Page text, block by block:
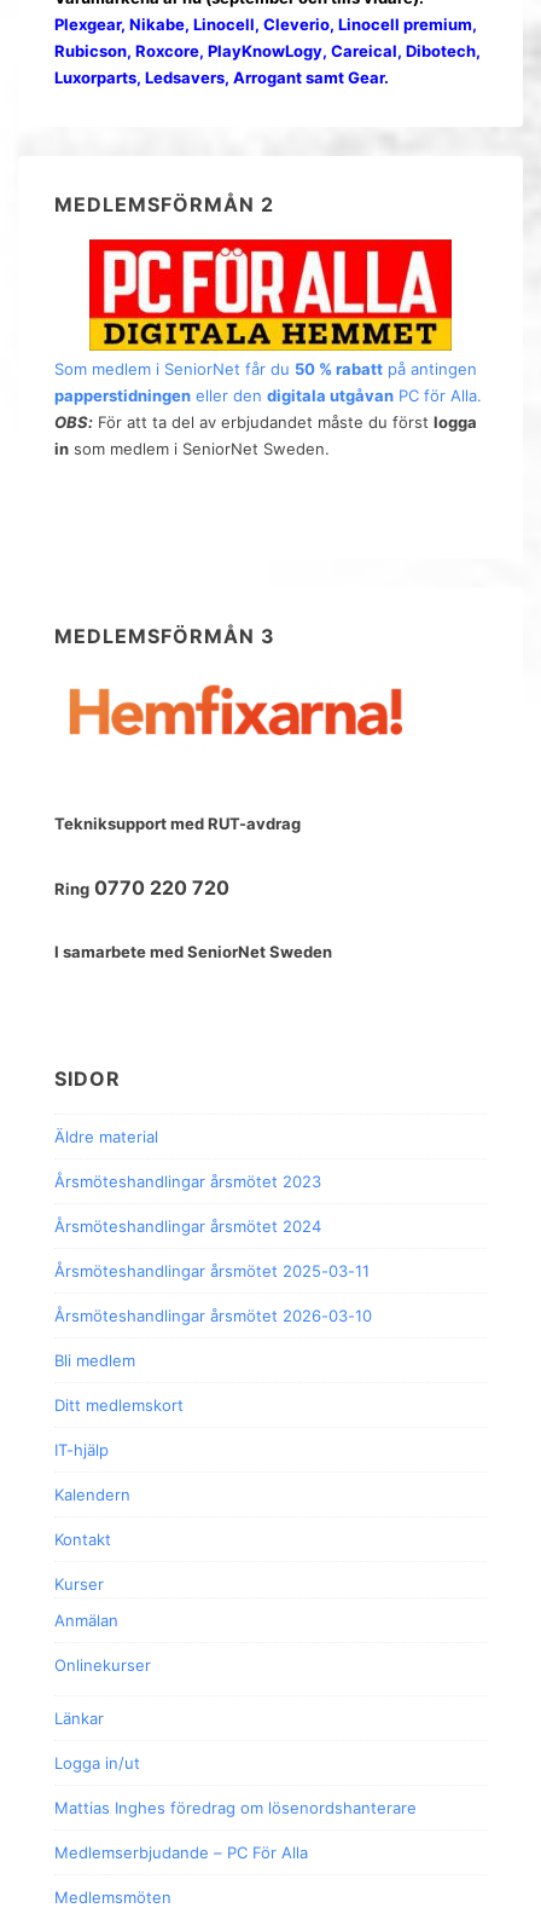
Plexgear, Nikabe, Linocell, Cleverio, Linocell premium,
Rubicson, Roxcore, PlayKnowLogy, Careical, Dibotech,
Luxorparts, Ledsavers, Arrogant samt Gear.
MEDLEMSFÖRMÅN 2
Som medlem i SeniorNet får du 50 % rabatt på antingen
papperstidningen eller den digitala utgåvan PC för Alla.
OBS: För att ta del av erbjudandet måste du först logga
in som medlem i SeniorNet Sweden.
MEDLEMSFÖRMÅN 3
Tekniksupport med RUT-avdrag
Ring 0770 220 720
I samarbete med SeniorNet Sweden
SIDOR
Äldre material
Årsmöteshandlingar årsmötet 2023
Årsmöteshandlingar årsmötet 2024
Årsmöteshandlingar årsmötet 2025-03-11
Årsmöteshandlingar årsmötet 2026-03-10
Bli medlem
Ditt medlemskort
IT-hjälp
Kalendern
Kontakt
Kurser
Anmälan
Onlinekurser
Länkar
Logga in/ut
Mattias Inghes föredrag om lösenordshanterare
Medlemserbjudande – PC För Alla
Medlemsmöten